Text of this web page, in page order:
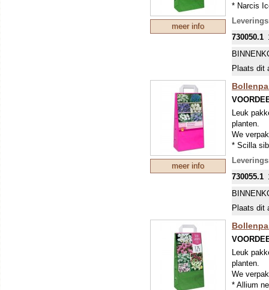
meer info
* Narcis
*
*
* Crocus
* Tulpen
730050.1
Plaats dit
meer info
Leuk
planten.
We
* Scilla
* Muscari
*
* Allium
* Narcis
730055.1
Plaats dit
Leuk
planten.
We
* Allium